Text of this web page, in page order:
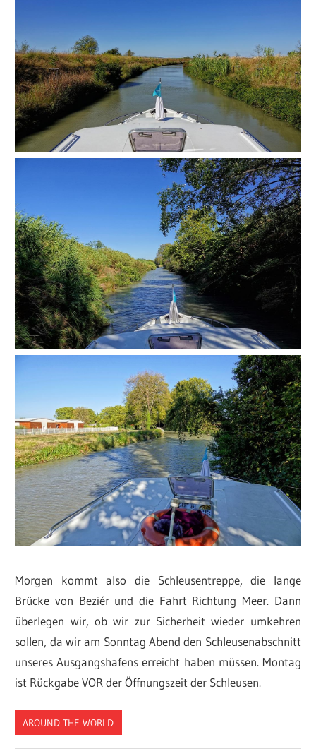
Morgen kommt also die Schleusentreppe, die lange
Brücke von Beziér und die Fahrt Richtung Meer. Dann
überlegen wir, ob wir zur Sicherheit wieder umkehren
sollen, da wir am Sonntag Abend den Schleusenabschnitt
unseres Ausgangshafens erreicht haben müssen. Montag
ist Rückgabe VOR der Öffnungszeit der Schleusen.
AROUND THE WORLD